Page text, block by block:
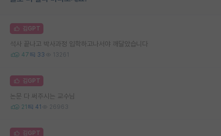
김GPT
석사 끝나고 박사과정 입학하고나서야 깨달았습니다
47 33 13261
김GPT
논문 다 써주시는 교수님
21 41 26963
김GPT